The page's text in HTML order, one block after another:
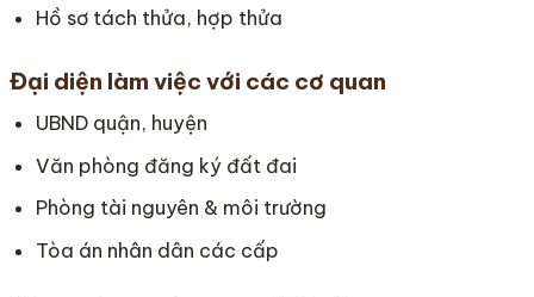
Hồ sơ tách thửa, hợp thửa
Đại diện làm việc với các cơ quan
UBND quận, huyện
Văn phòng đăng ký đất đai
Phòng tài nguyên & môi trường
Tòa án nhân dân các cấp